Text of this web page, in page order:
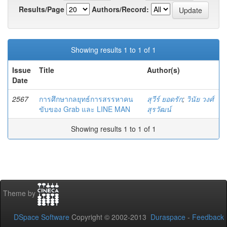
Results/Page
Authors/Record:
Showing results 1 to 1 of 1
Issue
Date
Title Author(s)
2567
การศึกษากลยุทธ์การสรรหาคน
ขับของ Grab และ LINE MAN
สุวีร์ ยอดรัก; วินัย วงศ์
สุรวัฒน์
Showing results 1 to 1 of 1
Theme by
DSpace Software Copyright © 2002-2013 Duraspace - Feedback